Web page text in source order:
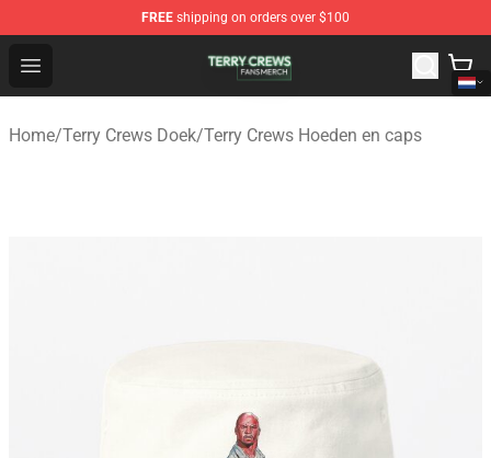
FREE shipping on orders over $100
Open menu
Terry Crews Shop - Official Terry Crews Merchandise
Home/Terry Crews Doek/Terry Crews Hoeden en caps